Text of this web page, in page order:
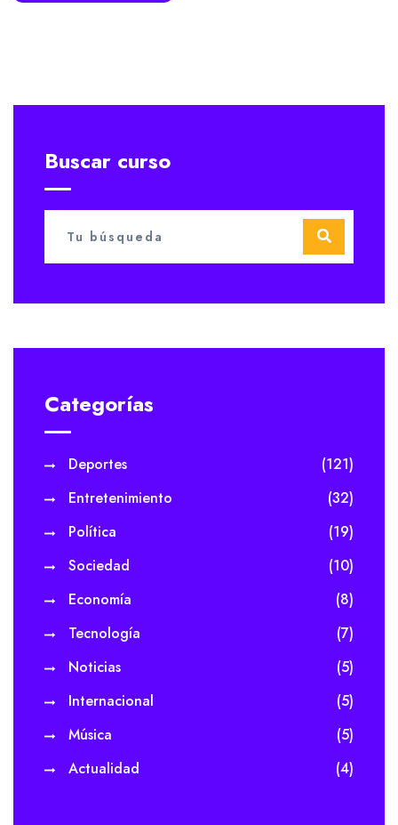
Buscar curso
Categorías
Deportes
(121)
Entretenimiento
(32)
Política
(19)
Sociedad
(10)
Economía
(8)
Tecnología
(7)
Noticias
(5)
Internacional
(5)
Música
(5)
Actualidad
(4)